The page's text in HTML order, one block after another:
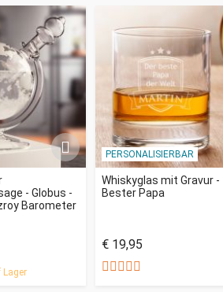
- Globus -
Barometer
PERSONALISIERBAR
Whiskyglas mit Gravur -
Bester Papa
€ 19,95